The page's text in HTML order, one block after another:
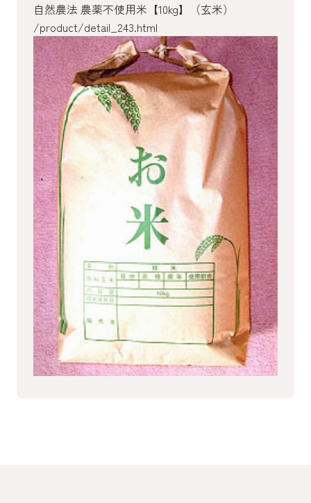
自然農法 農薬不使用米【10kg】（玄米）
/product/detail_243.html
/product/detail_242.html
/product/detail_157.html
/product/detail_156.html
/product/detail_154.html
/product/detail_153.html
/product/detail_149.html
/product/detail_148.html